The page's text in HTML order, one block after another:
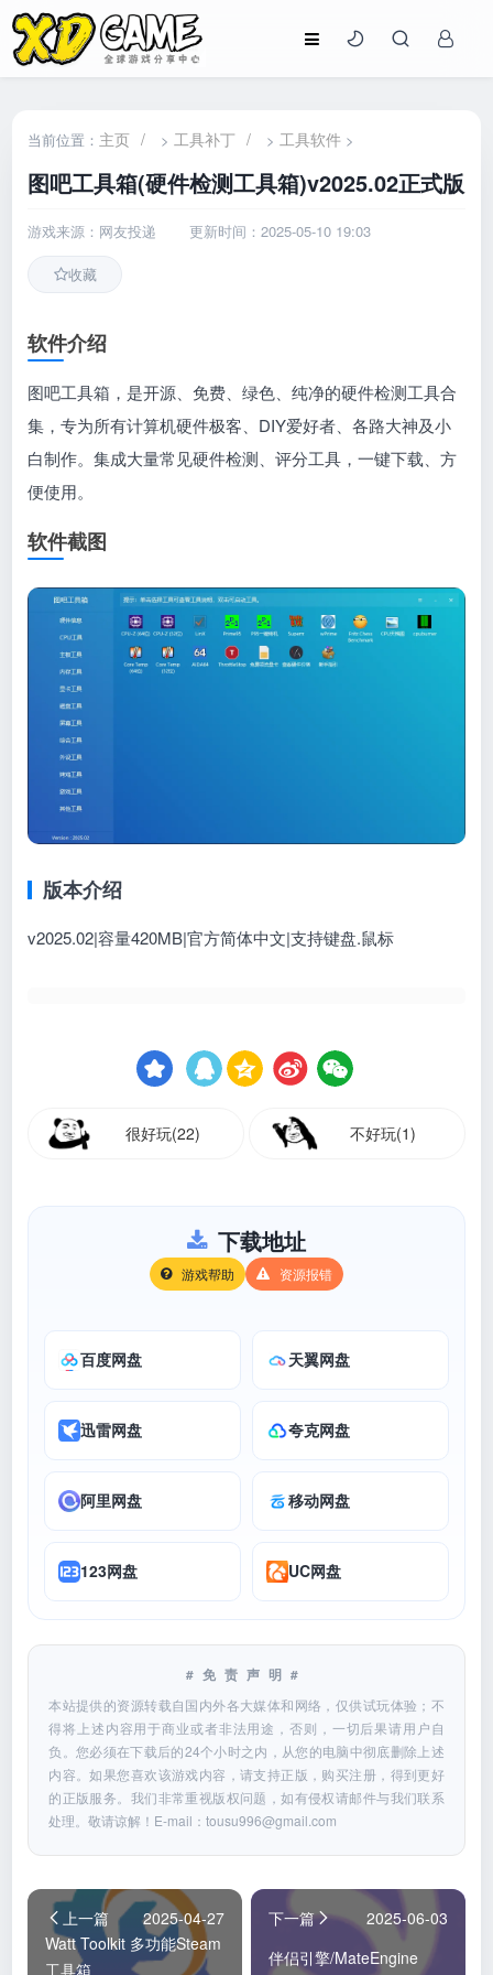
当前位置： 主页 / >工具补丁 / >工具软件 >
图吧工具箱(硬件检测工具箱)v2025.02正式版
游戏来源：网友投递 更新时间：2025-05-10 19:03
收藏
软件介绍
图吧工具箱，是开源、免费、绿色、纯净的硬件检测工具合
集，专为所有计算机硬件极客、DIY爱好者、各路大神及小
白制作。集成大量常见硬件检测、评分工具，一键下载、方
便使用。
软件截图
版本介绍
v2025.02|容量420MB|官方简体中文|支持键盘.鼠标
很好玩(22) 不好玩(1)
下载地址
游戏帮助 资源报错
百度网盘 天翼网盘
迅雷网盘 夸克网盘
阿里网盘 移动网盘
123网盘 UC网盘
#免责声明#
本站提供的资源转载自国内外各大媒体和网络，仅供试玩体验；不
得将上述内容用于商业或者非法用途，否则，一切后果请用户自
负。您必须在下载后的24个小时之内，从您的电脑中彻底删除上述
内容。如果您喜欢该游戏内容，请支持正版，购买注册，得到更好
的正版服务。我们非常重视版权问题，如有侵权请邮件与我们联系
处理。敬请谅解！E-mail：tousu996@gmail.com
上一篇
2025-04-27
Watt Toolkit 多功能Steam
工具箱
下一篇
2025-06-03
伴侣引擎/MateEngine